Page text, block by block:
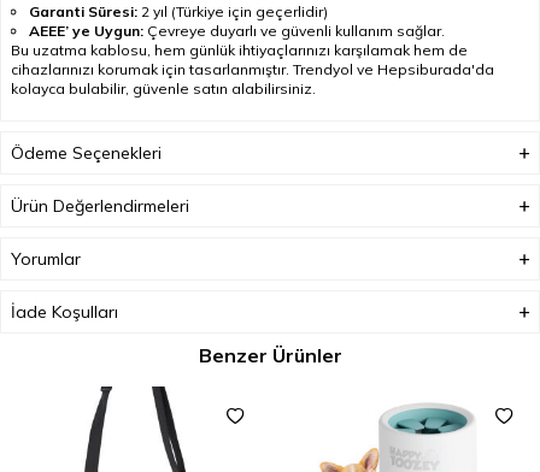
Garanti Süresi: 2 yıl (Türkiye için geçerlidir)
AEEE’ ye Uygun: Çevreye duyarlı ve güvenli kullanım sağlar.
Bu uzatma kablosu, hem günlük ihtiyaçlarınızı karşılamak hem de
cihazlarınızı korumak için tasarlanmıştır. Trendyol ve Hepsiburada'da
kolayca bulabilir, güvenle satın alabilirsiniz.
Ödeme Seçenekleri
Ürün Değerlendirmeleri
Yorumlar
İade Koşulları
Benzer Ürünler